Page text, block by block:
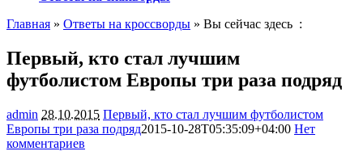
Главная » Ответы на кроссворды » Вы сейчас здесь :
Первый, кто стал лучшим
футболистом Европы три раза подряд
admin 28.10.2015 Первый, кто стал лучшим футболистом
Европы три раза подряд2015-10-28T05:35:09+04:00 Нет
комментариев